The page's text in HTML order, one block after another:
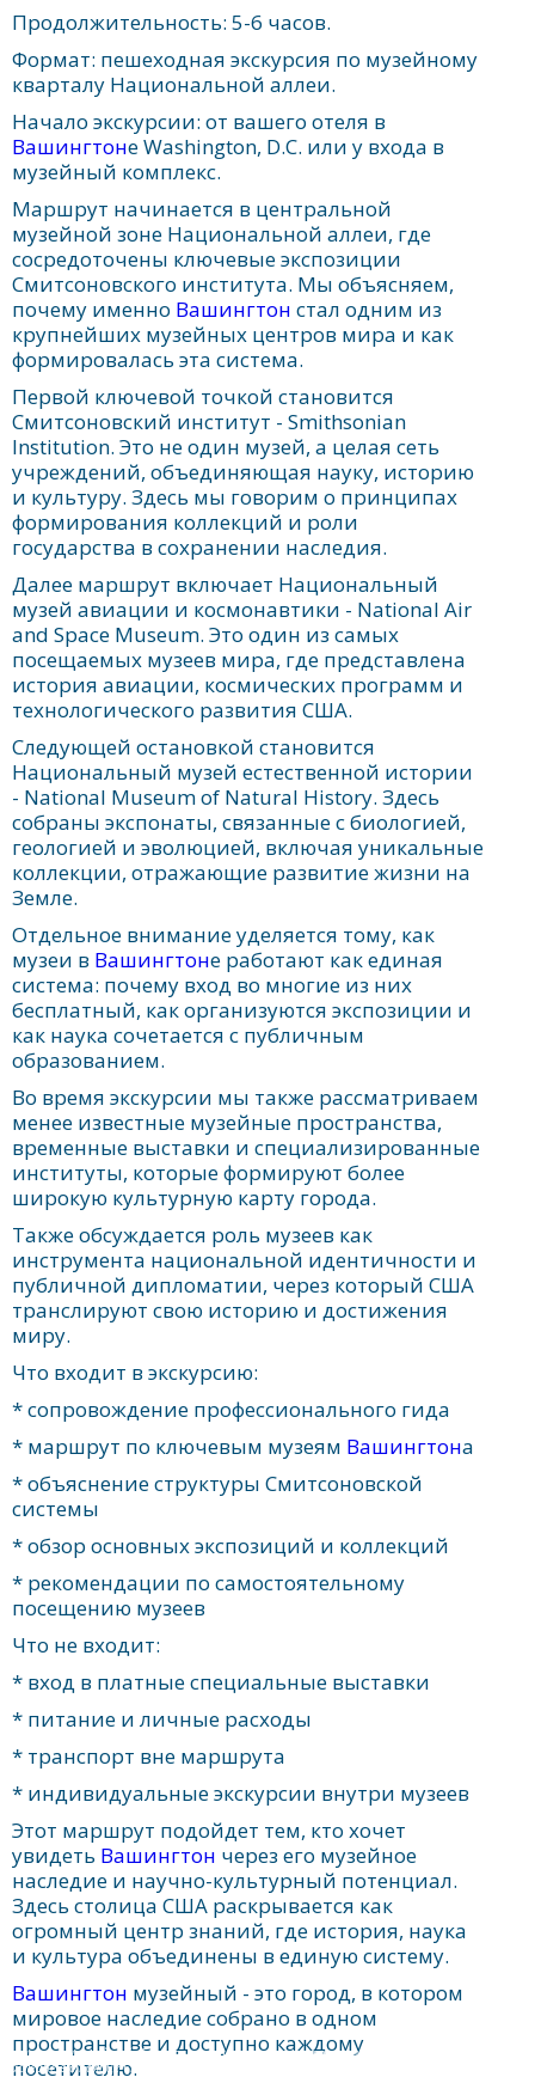
Продолжительность: 5-6 часов.
Формат: пешеходная экскурсия по музейному
кварталу Национальной аллеи.
Начало экскурсии: от вашего отеля в
Вашингтоне Washington, D.C. или у входа в
музейный комплекс.
Маршрут начинается в центральной
музейной зоне Национальной аллеи, где
сосредоточены ключевые экспозиции
Смитсоновского института. Мы объясняем,
почему именно Вашингтон стал одним из
крупнейших музейных центров мира и как
формировалась эта система.
Первой ключевой точкой становится
Смитсоновский институт - Smithsonian
Institution. Это не один музей, а целая сеть
учреждений, объединяющая науку, историю
и культуру. Здесь мы говорим о принципах
формирования коллекций и роли
государства в сохранении наследия.
Далее маршрут включает Национальный
музей авиации и космонавтики - National Air
and Space Museum. Это один из самых
посещаемых музеев мира, где представлена
история авиации, космических программ и
технологического развития США.
Следующей остановкой становится
Национальный музей естественной истории
- National Museum of Natural History. Здесь
собраны экспонаты, связанные с биологией,
геологией и эволюцией, включая уникальные
коллекции, отражающие развитие жизни на
Земле.
Отдельное внимание уделяется тому, как
музеи в Вашингтоне работают как единая
система: почему вход во многие из них
бесплатный, как организуются экспозиции и
как наука сочетается с публичным
образованием.
Во время экскурсии мы также рассматриваем
менее известные музейные пространства,
временные выставки и специализированные
институты, которые формируют более
широкую культурную карту города.
Также обсуждается роль музеев как
инструмента национальной идентичности и
публичной дипломатии, через который США
транслируют свою историю и достижения
миру.
Что входит в экскурсию:
* сопровождение профессионального гида
* маршрут по ключевым музеям Вашингтона
* объяснение структуры Смитсоновской
системы
* обзор основных экспозиций и коллекций
* рекомендации по самостоятельному
посещению музеев
Что не входит:
* вход в платные специальные выставки
* питание и личные расходы
* транспорт вне маршрута
* индивидуальные экскурсии внутри музеев
Этот маршрут подойдет тем, кто хочет
увидеть Вашингтон через его музейное
наследие и научно-культурный потенциал.
Здесь столица США раскрывается как
огромный центр знаний, где история, наука
и культура объединены в единую систему.
Вашингтон музейный - это город, в котором
мировое наследие собрано в одном
пространстве и доступно каждому
посетителю.
Вашингтон музейный: Смитсоновский комплекс, культурные сокровища и мировое
наследие в столице США